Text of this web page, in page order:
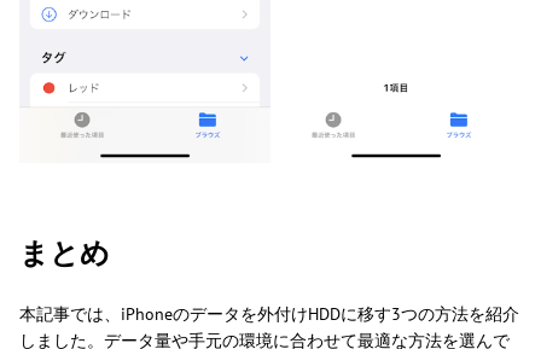
まとめ
本記事では、iPhoneのデータを外付けHDDに移す3つの方法を紹介
しました。データ量や手元の環境に合わせて最適な方法を選んで